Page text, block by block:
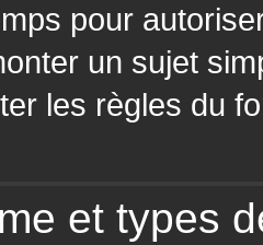
pour
un sujet
les règles du
et types